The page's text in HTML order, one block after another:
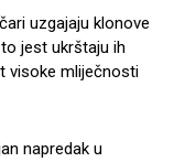
uzgajaju klonove
jest ukrštaju ih
visoke mliječnosti
napredak u